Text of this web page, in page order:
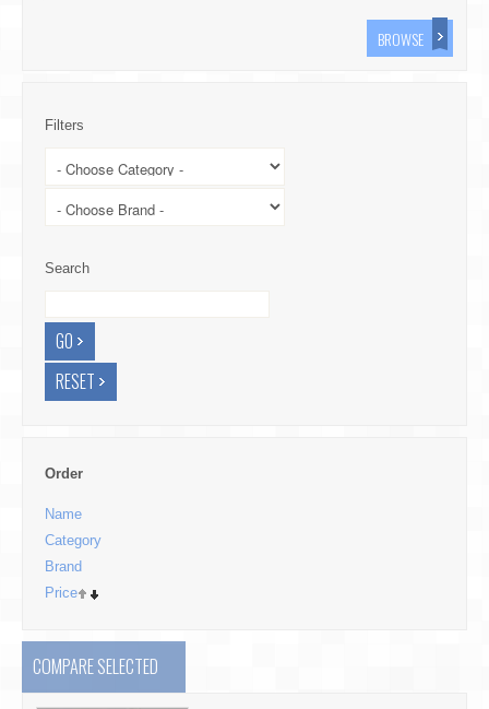
BROWSE
Filters
Search
Order
Name
Category
Brand
Price
COMPARE SELECTED